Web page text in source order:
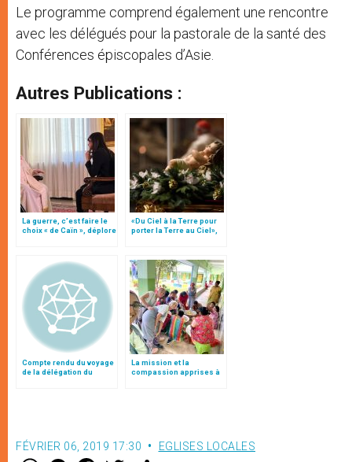
Le programme comprend également une rencontre
avec les délégués pour la pastorale de la santé des
Conférences épiscopales d’Asie.
Autres Publications :
La guerre, c’est faire le
choix « de Caïn », déplore
«Du Ciel à la Terre pour
porter la Terre au Ciel»,
Compte rendu du voyage
de la délégation du
La mission et la
compassion apprises à
FÉVRIER 06, 2019 17:30 EGLISES LOCALES